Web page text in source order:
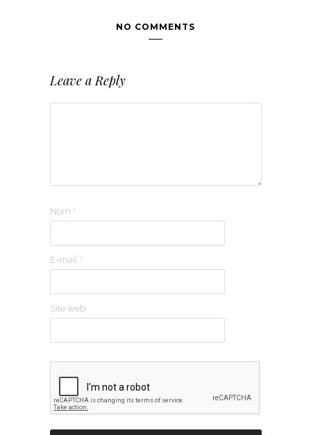
NO COMMENTS
Leave a Reply
Nom *
E-mail *
Site web